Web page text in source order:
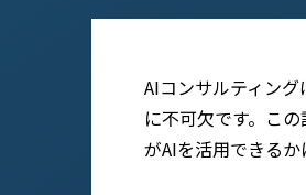
AIコンサルティン
に不可欠です。こ
がAIを活用できるか